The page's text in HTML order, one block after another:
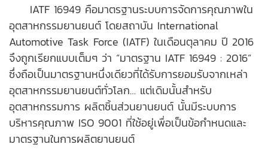
IATF 16949 คือมาตรฐานระบบการจัดการคุณภาพใน
อุตสาหกรรมยานยนต์ โดยสถาบัน International
Automotive Task Force (IATF) ในเดือนตุลาคม ปี 2016
จึงถูกเรียกแบบเต็มๆ ว่า “มาตรฐาน IATF 16949 : 2016”
ซึ่งถือเป็นมาตรฐานหนึ่งเดียวที่ได้รับการยอมรับจากเหล่า
อุตสาหกรรมยานยนต์ทั่วโลก… แต่เดิมนั้นสำหรับ
อุตสาหกรรมการ ผลิตชิ้นส่วนยานยนต์ นั้นมีระบบการ
บริหารคุณภาพ ISO 9001 ที่ใช้อยู่เพื่อเป็นข้อกำหนดและ
มาตรฐานในการผลิตยานยนต์